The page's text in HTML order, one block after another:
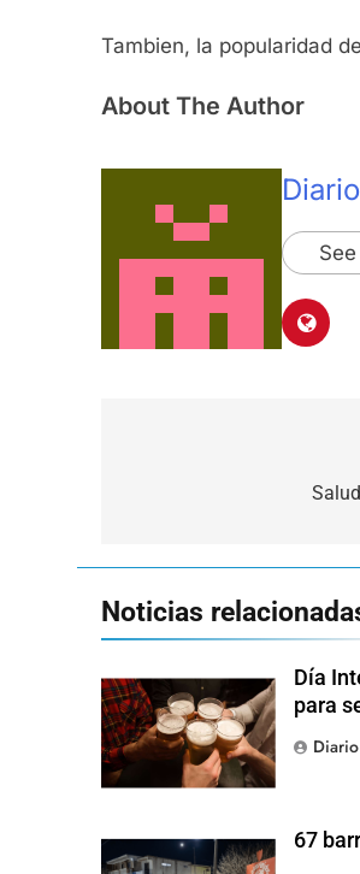
Tambien, la popularidad
About The Author
Noticias
Día
para
67